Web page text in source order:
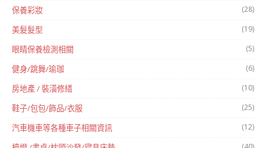
保養彩妝 (28)
美髮髮型 (19)
眼睛保養檢測相關 (5)
健身/跳舞/瑜珈 (6)
房地產 / 裝潢修繕 (10)
鞋子/包包/飾品/衣服 (25)
汽車機車等各種車子相關資訊 (12)